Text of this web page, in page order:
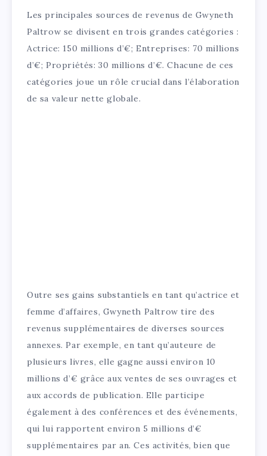
Les principales sources de revenus de Gwyneth
Paltrow se divisent en trois grandes catégories :
Actrice: 150 millions d’€; Entreprises: 70 millions
d’€; Propriétés: 30 millions d’€. Chacune de ces
catégories joue un rôle crucial dans l’élaboration
de sa valeur nette globale.
Outre ses gains substantiels en tant qu’actrice et
femme d’affaires, Gwyneth Paltrow tire des
revenus supplémentaires de diverses sources
annexes. Par exemple, en tant qu’auteure de
plusieurs livres, elle gagne aussi environ 10
millions d’€ grâce aux ventes de ses ouvrages et
aux accords de publication. Elle participe
également à des conférences et des événements,
qui lui rapportent environ 5 millions d’€
supplémentaires par an. Ces activités, bien que